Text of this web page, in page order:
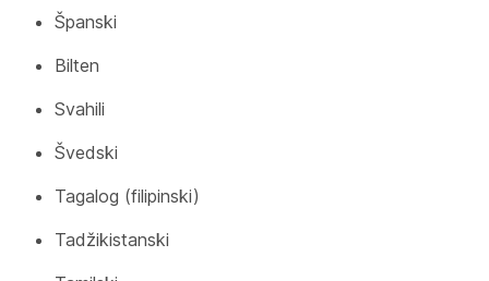
Španski
Bilten
Svahili
Švedski
Tagalog (filipinski)
Tadžikistanski